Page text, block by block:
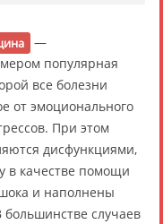
—
популярная
все болезни
от эмоционального
При этом
дисфункциями,
в качестве помощи
и наполнены
случаев